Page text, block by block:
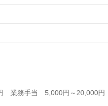
業務手当 5,000円～20,000